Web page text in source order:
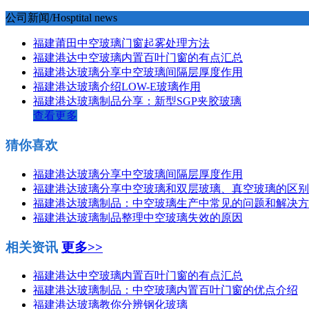
公司新闻/Hosptital news
福建莆田中空玻璃门窗起雾处理方法
福建港达中空玻璃内置百叶门窗的有点汇总
福建港达玻璃分享中空玻璃间隔层厚度作用
福建港达玻璃介绍LOW-E玻璃作用
福建港达玻璃制品分享：新型SGP夹胶玻璃
查看更多
猜你喜欢
福建港达玻璃分享中空玻璃间隔层厚度作用
福建港达玻璃分享中空玻璃和双层玻璃、真空玻璃的区别
福建港达玻璃制品：中空玻璃生产中常见的问题和解决
福建港达玻璃制品整理中空玻璃失效的原因
相关资讯 更多>>
福建港达中空玻璃内置百叶门窗的有点汇总
福建港达玻璃制品：中空玻璃内置百叶门窗的优点介绍
福建港达玻璃教你分辨钢化玻璃